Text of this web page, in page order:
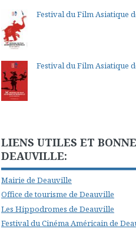
Festival du Film Asiatique
Festival du Film Asiatique
LIENS UTILES ET
DEAUVILLE:
Mairie de Deauville
Office de tourisme de Deauville
Les Hippodromes de Deauville
Festival du Cinéma Américain de